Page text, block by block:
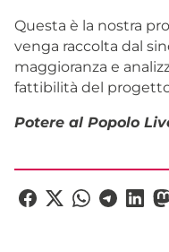
Questa è la nostra
venga raccolta dal
maggioranza e
fattibilità del
Potere al Popolo